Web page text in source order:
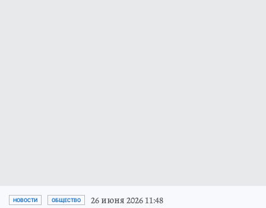
НОВОСТИ ОБЩЕСТВО 26 июня 2026 11:48